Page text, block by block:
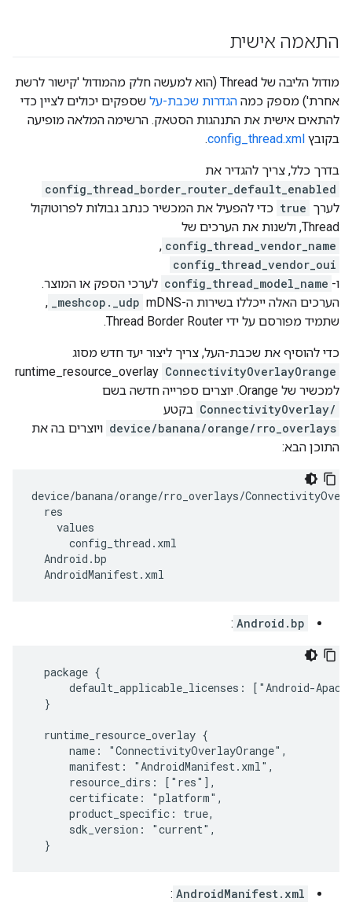
התאמה אישית
מודול הליבה של Thread (הוא למעשה חלק מהמודול 'קישור לרשת
אחרת') מספק כמה הגדרות שכבת-על שספקים יכולים לציין כדי
להתאים אישית את התנהגות הסטאק. הרשימה המלאה מופיעה
בקובץ config_thread.xml
.
בדרך כלל, צריך להגדיר את
config_thread_border_router_default_enabled
לערך true כדי להפעיל את המכשיר כנתב גבולות לפרוטוקול
Thread, ולשנות את הערכים של
config_thread_vendor_name
, ‏
config_thread_vendor_oui
ו- config_thread_model_name לערכי הספק או המוצר.
הערכים האלה ייכללו בשירות ה-mDNS‏
_meshcop._udp
,
שתמיד מפורסם על ידי Thread Border Router.
כדי להוסיף את שכבת-העל, צריך ליצור יעד חדש מסוג
ConnectivityOverlayOrange
runtime_resource_overlay
למכשיר של Orange. יוצרים ספרייה חדשה בשם
ConnectivityOverlay/ בקטע
device/banana/orange/rro_overlays ויוצרים בה את
התוכן הבא:
device/banana/orange/rro_overlays/
  res
    values
      config_thread.xml
  Android.bp
  AndroidManifest.xml
Android.bp
:
  package {
default_applicable_licenses: ["Android-
  }
  runtime_resource_overlay {
      name: "ConnectivityOverlayOrange",
      manifest: "AndroidManifest.xml",
      resource_dirs: ["res"],
      certificate: "platform",
      product_specific: true,
      sdk_version: "current",
  }
AndroidManifest.xml
: